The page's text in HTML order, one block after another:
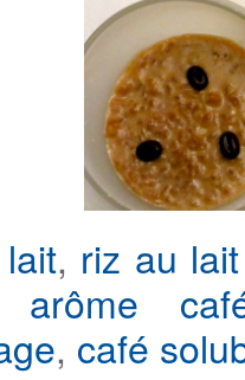
, riz au
arôme
, café